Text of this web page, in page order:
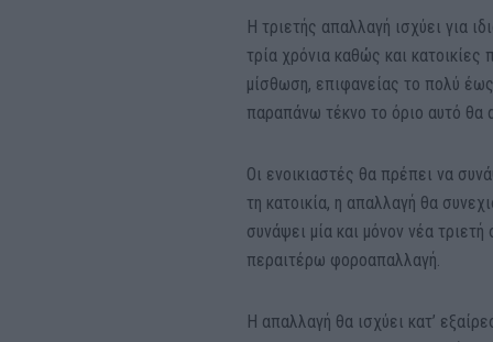
Η τριετής απαλλαγή ισχύει για
τρία χρόνια καθώς και
μίσθωση, επιφανείας το πολύ
παραπάνω τέκνο το όριο αυτό θα
Οι ενοικιαστές θα πρέπει να
τη κατοικία, η απαλλαγή θα
συνάψει μία και μόνον νέα
περαιτέρω φοροαπαλλαγή.
Η απαλλαγή θα ισχύει κατ’